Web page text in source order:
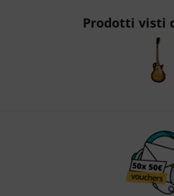
Prodotti visti